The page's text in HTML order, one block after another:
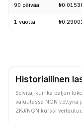
90 päivää
1 vuotta
Historiallinen
Selvitä, kuinka paljon
valuutassa NGN tiettynä
ZKJ/NGN kurssi